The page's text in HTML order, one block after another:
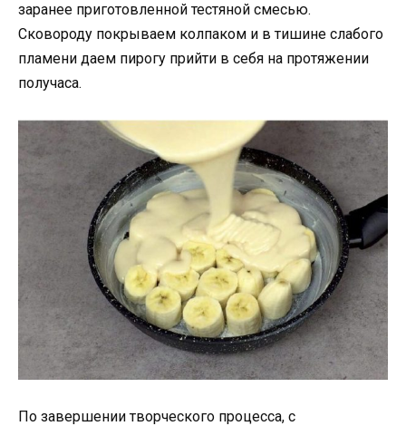
заранее приготовленной тестяной смесью.
Сковороду покрываем колпаком и в тишине слабого
пламени даем пирогу прийти в себя на протяжении
получаса.
По завершении творческого процесса, с